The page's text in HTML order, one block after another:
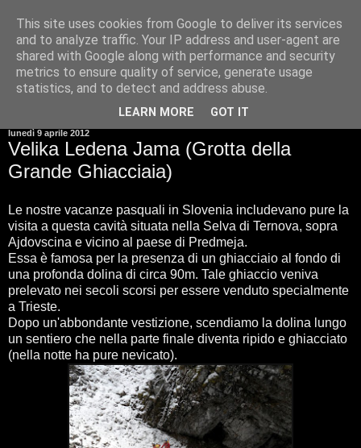
lunedì 9 aprile 2012
Velika Ledena Jama (Grotta della
Grande Ghiacciaia)
Le nostre vacanze pasquali in Slovenia includevano pure la
visita a questa cavità situata nella Selva di Ternova, sopra
Ajdovscina e vicino al paese di Predmeja.
Essa è famosa per la presenza di un ghiacciaio al fondo di
una profonda dolina di circa 90m. Tale ghiaccio veniva
prelevato nei secoli scorsi per essere venduto specialmente
a Trieste.
Dopo un'abbondante vestizione, scendiamo la dolina lungo
un sentiero che nella parte finale diventa ripido e ghiacciato
(nella notte ha pure nevicato).
This site uses cookies from Google to deliver its services
and to analyze traffic. Your IP address and user-agent are
shared with Google along with performance and security
metrics to ensure quality of service, generate usage
statistics, and to detect and address abuse.
LEARN MORE GOT IT